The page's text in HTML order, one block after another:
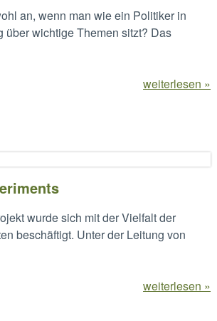
an, wenn man wie ein Politiker in
über wichtige Themen sitzt? Das
weiterlesen »
wurde sich mit der Vielfalt der
beschäftigt. Unter der Leitung von
weiterlesen »